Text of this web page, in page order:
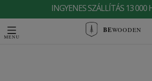
INGYENES SZÁLLÍTÁS 13 000
BEWOODEN